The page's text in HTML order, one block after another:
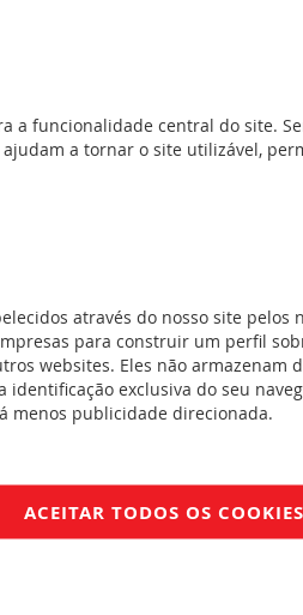
da posição dos contactos do
standard equipados ou não com
FichaTécnica_F01326EN-00.pdf
a funcionalidade central do site.
a tornar o site utilizável,
através do nosso site
para construir um perfil
websites. Eles não armazenam
identificação exclusiva do seu
menos publicidade direcionada.
ACEITAR TODOS OS COOKIES